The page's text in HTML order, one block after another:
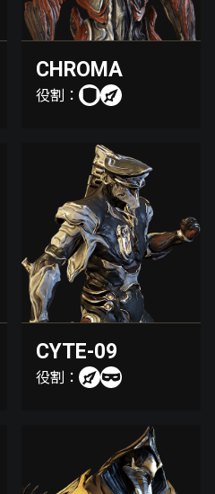
CHROMA
役割：
CYTE-09
役割：